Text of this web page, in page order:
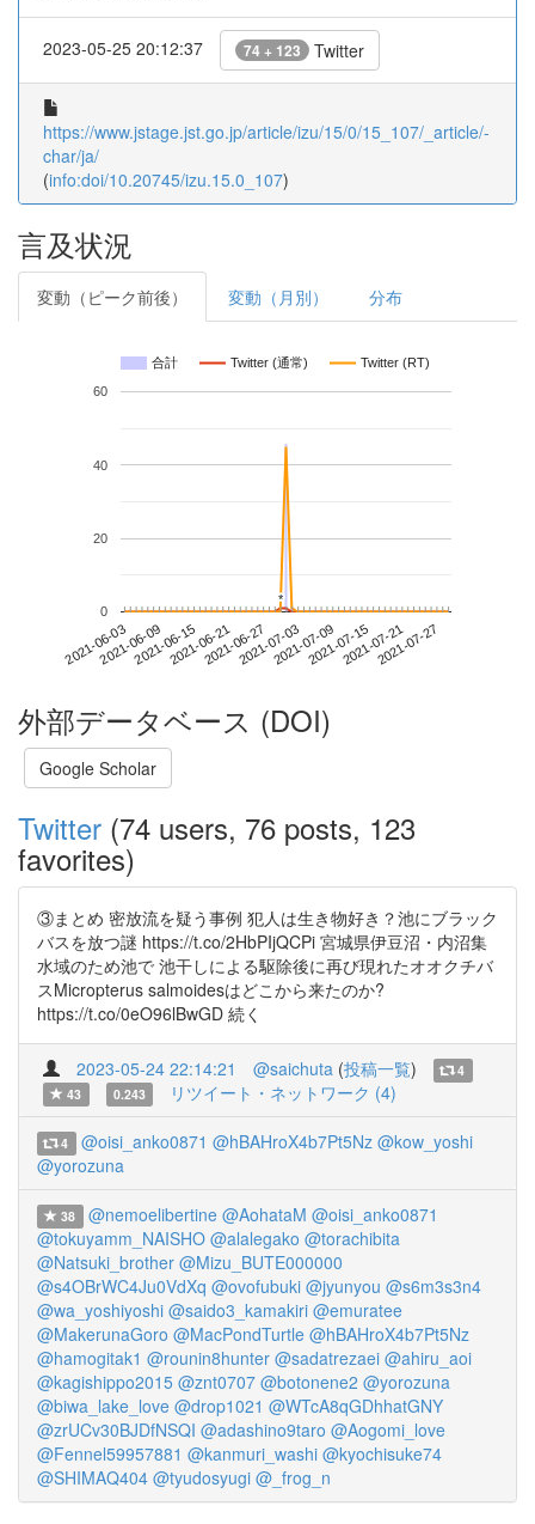
2023-05-25 20:12:37 74 + 123 Twitter
https://www.jstage.jst.go.jp/article/izu/15/0/15_107/_article/-
char/ja/
(info:doi/10.20745/izu.15.0_107)
言及状況
変動（ピーク前後） 変動（月別） 分布
合計 Twitter (通常) Twitter (RT)
2021-06-032021-06-092021-06-152021-06-212021-06-272021-07-032021-07-092021-07-152021-07-212021-07-27
0
20
40
60
**
外部データベース (DOI)
Google Scholar
Twitter (74 users, 76 posts, 123
favorites)
③まとめ 密放流を疑う事例 犯人は生き物好き？池にブラック
バスを放つ謎 https://t.co/2HbPIjQCPi 宮城県伊豆沼・内沼集
水域のため池で 池干しによる駆除後に再び現れたオオクチバ
スMicropterus salmoidesはどこから来たのか?
https://t.co/0eO96lBwGD 続く
2023-05-24 22:14:21 @saichuta (投稿一覧)
4
43
0.243 リツイート・ネットワーク (4)
4 @oisi_anko0871 @hBAHroX4b7Pt5Nz @kow_yoshi
@yorozuna
38 @nemoelibertine @AohataM @oisi_anko0871
@tokuyamm_NAISHO @alalegako @torachibita
@Natsuki_brother @Mizu_BUTE000000
@s4OBrWC4Ju0VdXq @ovofubuki @jyunyou @s6m3s3n4
@wa_yoshiyoshi @saido3_kamakiri @emuratee
@MakerunaGoro @MacPondTurtle @hBAHroX4b7Pt5Nz
@hamogitak1 @rounin8hunter @sadatrezaei @ahiru_aoi
@kagishippo2015 @znt0707 @botonene2 @yorozuna
@biwa_lake_love @drop1021 @WTcA8qGDhhatGNY
@zrUCv30BJDfNSQI @adashino9taro @Aogomi_love
@Fennel59957881 @kanmuri_washi @kyochisuke74
@SHIMAQ404 @tyudosyugi @_frog_n